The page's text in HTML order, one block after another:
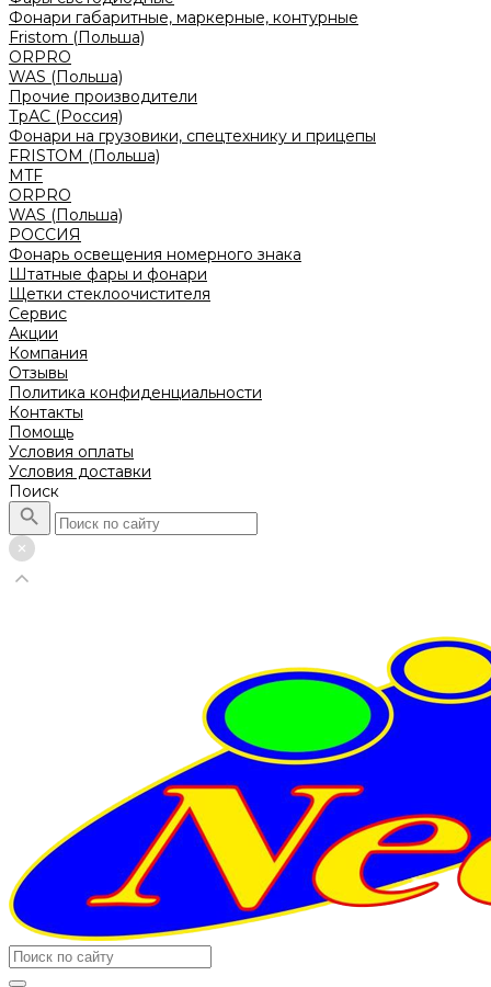
Фонари габаритные, маркерные, контурные
Fristom (Польша)
ORPRO
WAS (Польша)
Прочие производители
ТрАС (Россия)
Фонари на грузовики, спецтехнику и прицепы
FRISTOM (Польша)
MTF
ORPRO
WAS (Польша)
РОССИЯ
Фонарь освещения номерного знака
Штатные фары и фонари
Щетки стеклоочистителя
Сервис
Акции
Компания
Отзывы
Политика конфиденциальности
Контакты
Помощь
Условия оплаты
Условия доставки
Поиск